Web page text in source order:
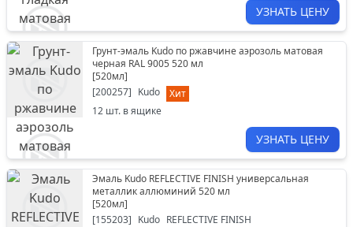
УЗНАТЬ ЦЕНУ
Грунт-эмаль Kudo по ржавчине аэрозоль матовая
черная RAL 9005 520 мл
[520мл]
[200257] Kudo
Хит
12 шт. в ящике
УЗНАТЬ ЦЕНУ
Эмаль Kudo REFLECTIVE FINISH универсальная
металлик аллюминий 520 мл
[520мл]
[155203] Kudo REFLECTIVE FINISH